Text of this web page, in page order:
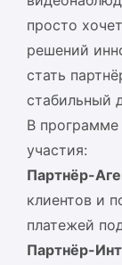
просто
решений
стать
стабильный
В
участия:
Партнёр-
клиентов и
платежей
Партнёр-